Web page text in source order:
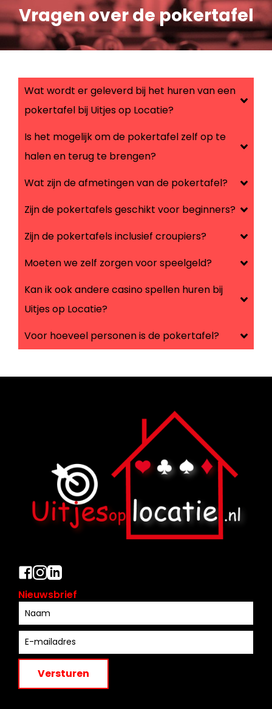
Vragen over de pokertafel
Wat wordt er geleverd bij het huren van een
pokertafel bij Uitjes op Locatie?
Is het mogelijk om de pokertafel zelf op te
halen en terug te brengen?
Wat zijn de afmetingen van de pokertafel?
Zijn de pokertafels geschikt voor beginners?
Zijn de pokertafels inclusief croupiers?
Moeten we zelf zorgen voor speelgeld?
Kan ik ook andere casino spellen huren bij
Uitjes op Locatie?
Voor hoeveel personen is de pokertafel?
Nieuwsbrief
Versturen